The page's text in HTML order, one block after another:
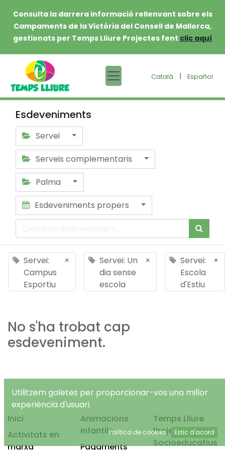
Consulta la darrera informació rellenvant sobre els
Campaments de la Victòria del Consell de Mallorca,
gestionats per Temps Lliure Projectes fent clic aquí
Català | Español
Esdeveniments
Servei
Serveis complementaris
Palma
Esdeveniments propers
Servei:
Campus
Esportiu
×
Servei: Un
dia sense
escola
×
Servei:
Escola
d'Estiu
×
No s'ha trobat cap
esdeveniment.
Inici
Activitats en
marxa
Animacions
infantils
Pagaments
Temps Lliure
Projectes
Socioeducatius
Utilitzem galetes per proporcionar-vos una millor
experiència d'usuari.
Política de cookies Estic d'acord